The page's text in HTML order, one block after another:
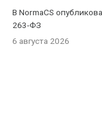
В NormaCS
263-ФЗ
6 августа 2026